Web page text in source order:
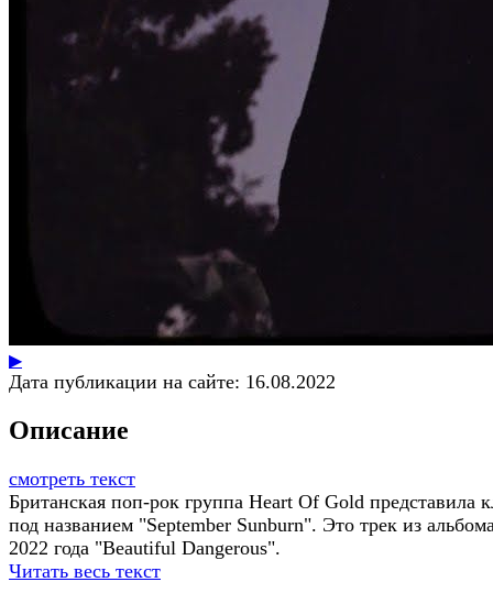
▶
Дата публикации на сайте: 16.08.2022
Описание
смотреть текст
Британская поп-рок группа Heart Of Gold представила
под названием "September Sunburn". Это трек из
2022 года "Beautiful Dangerous".
Читать весь текст